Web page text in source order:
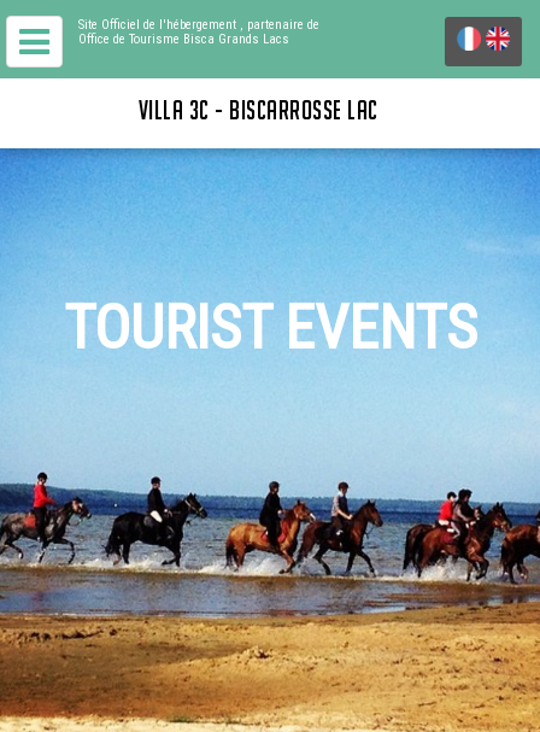
Site Officiel de l'hébergement , partenaire de
Office de Tourisme Bisca Grands Lacs
VILLA 3C - BISCARROSSE LAC
TOURIST EVENTS